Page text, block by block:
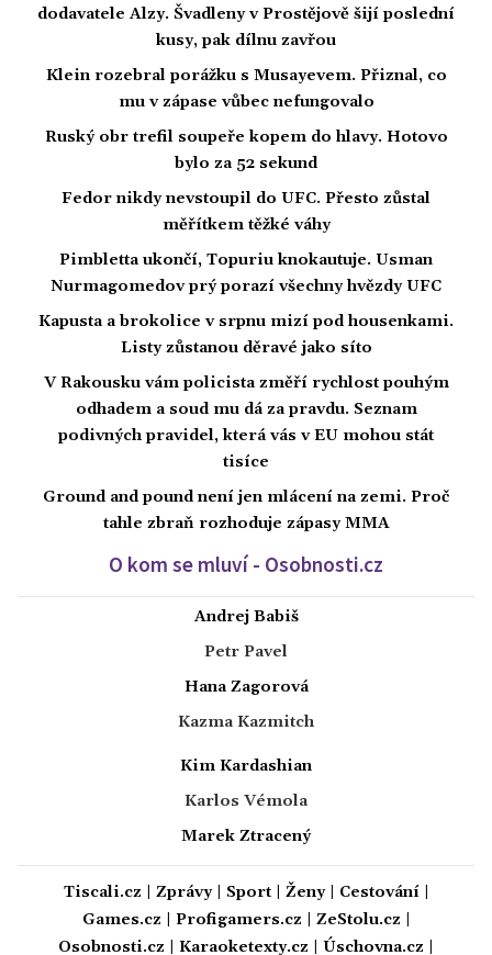
dodavatele Alzy. Švadleny v Prostějově šijí poslední
kusy, pak dílnu zavřou
Klein rozebral porážku s Musayevem. Přiznal, co
mu v zápase vůbec nefungovalo
Ruský obr trefil soupeře kopem do hlavy. Hotovo
bylo za 52 sekund
Fedor nikdy nevstoupil do UFC. Přesto zůstal
měřítkem těžké váhy
Pimbletta ukončí, Topuriu knokautuje. Usman
Nurmagomedov prý porazí všechny hvězdy UFC
Kapusta a brokolice v srpnu mizí pod housenkami.
Listy zůstanou děravé jako síto
V Rakousku vám policista změří rychlost pouhým
odhadem a soud mu dá za pravdu. Seznam
podivných pravidel, která vás v EU mohou stát
tisíce
Ground and pound není jen mlácení na zemi. Proč
tahle zbraň rozhoduje zápasy MMA
O kom se mluví - Osobnosti.cz
Andrej Babiš
Petr Pavel
Hana Zagorová
Kazma Kazmitch
Kim Kardashian
Karlos Vémola
Marek Ztracený
Tiscali.cz Zprávy| Sport| Ženy| Cestování|
Games.cz
Profigamers.cz ZeStolu.cz
Osobnosti.cz
Karaoketexty.cz Úschovna.cz